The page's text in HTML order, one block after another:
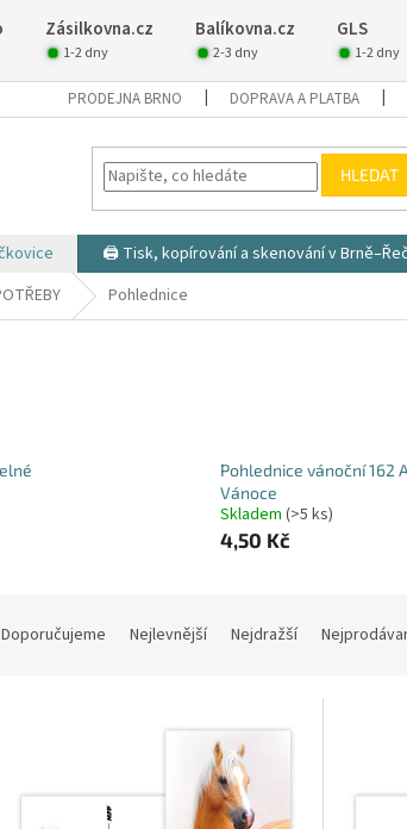
Zásilkovna.cz Balíkovna.cz GLS
1-2 dny 2-3 dny 1-2 dny
PRODEJNA BRNO DOPRAVA A PLATBA
HLEDAT
🖨️ Tisk, kopírování a skenování v
Pohlednice
Pohlednice vánoční 162
Vánoce
Skladem(>5 ks)
4,50 Kč
Doporučujeme Nejlevnější Nejdražší